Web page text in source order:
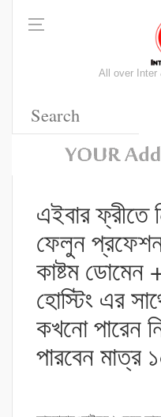
All over Inter
এইবার ফ্রীতে
ফেলুন
কাষ্টম ডোমেন
হোস্টিং এর
কখনো পারেন
পারবেন মাত্র